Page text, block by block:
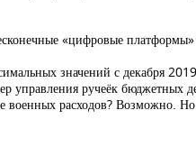
«цифровые
значений с декабря
управления ручеёк бюджетных
расходов? Возможно.